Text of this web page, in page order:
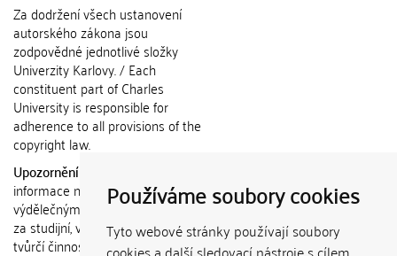
Používáme soubory cookies
Tyto webové stránky používají soubory
Za dodržení všech ustanovení
autorského zákona jsou
zodpovědné jednotlivé složky
Univerzity Karlovy. / Each
constituent part of Charles
University is responsible for
adherence to all provisions of the
copyright law.
Upozornění / Notice:
informace nemohou být použity k
výdělečným účelům nebo vydávány
za studijní, vědeckou nebo jinou
tvůrčí činnost jiné osoby než autora.